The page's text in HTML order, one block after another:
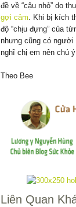
đề về “cậu nhỏ” do
gợi cảm . Khi bị kích
độ “chịu đựng” của
nhưng cũng có người
nghĩ chị em nên chú
Theo Bee
Liên Quan